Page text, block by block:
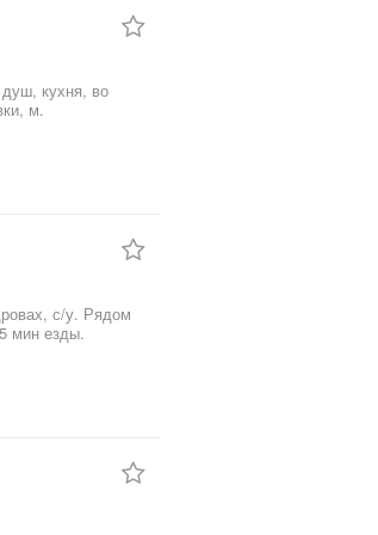
кухня, во
м.
с/у. Рядом
мин езды.